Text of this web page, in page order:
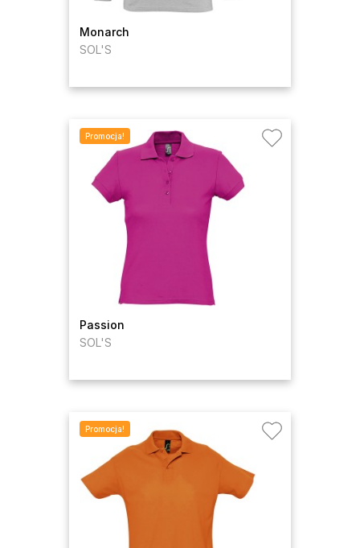
Monarch
SOL'S
Passion
SOL'S
Promocja!
Promocja!